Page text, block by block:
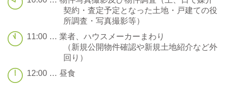
契約・査定予定となった土地・戸建ての役
所調査・写真撮影等）
11:00 … 業者、ハウスメーカーまわり
（新規公開物件確認や新規土地紹介など外
回り）
12:00 … 昼食